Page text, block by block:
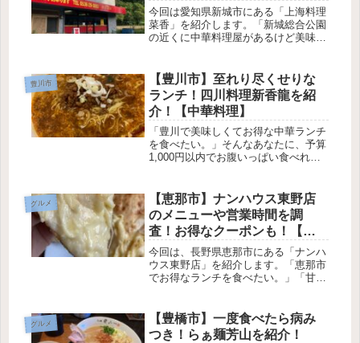
今回は愛知県新城市にある「上海料理
菜香」を紹介します。「新城総合公園
の近くに中華料理屋があるけど美味し
ってるし気になる！」そんなあなた
に、実際に行ってきたのでどんな感じ
だっ...
豊川市
【豊川市】至れり尽くせりな
ランチ！四川料理新香龍を紹
介！【中華料理】
「豊川で美味しくてお得な中華ランチ
を食べたい。」そんなあなたに、予算
1,000円以内でお腹いっぱい食べれ
のは、愛知県豊川市にある四川料理新
香龍です！お昼のランチは、1,00...
グルメ
【恵那市】ナンハウス東野店
のメニューや営業時間を調
査！お得なクーポンも！【イ
ンド料理】
今回は、長野県恵那市にある「ナンハ
ウス東野店」を紹介します。「恵那市
でお得なランチを食べたい。」「甘く
ンハウス東野店」です。500〜1400円
で、お腹いっぱいになれるランチ...
グルメ
【豊橋市】一度食べたら病み
つき！らぁ麺芳山を紹介！